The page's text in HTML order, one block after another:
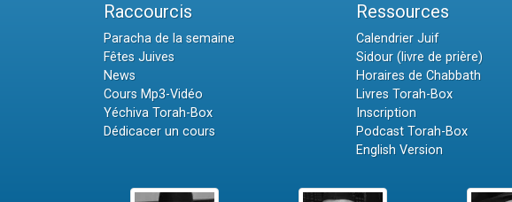
Raccourcis
Paracha de la semaine
Fêtes Juives
News
Cours Mp3-Vidéo
Yéchiva Torah-Box
Dédicacer un cours
Ressources
Calendrier Juif
Sidour (livre de prière)
Horaires de Chabbath
Livres Torah-Box
Inscription
Podcast Torah-Box
English Version